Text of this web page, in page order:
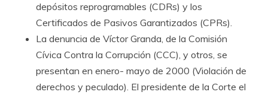
depósitos reprogramables (CDRs) y los
Certificados de Pasivos Garantizados (CPRs).
La denuncia de Víctor Granda, de la Comisión
Cívica Contra la Corrupción (CCC), y otros, se
presentan en enero- mayo de 2000 (Violación de
derechos y peculado). El presidente de la Corte el